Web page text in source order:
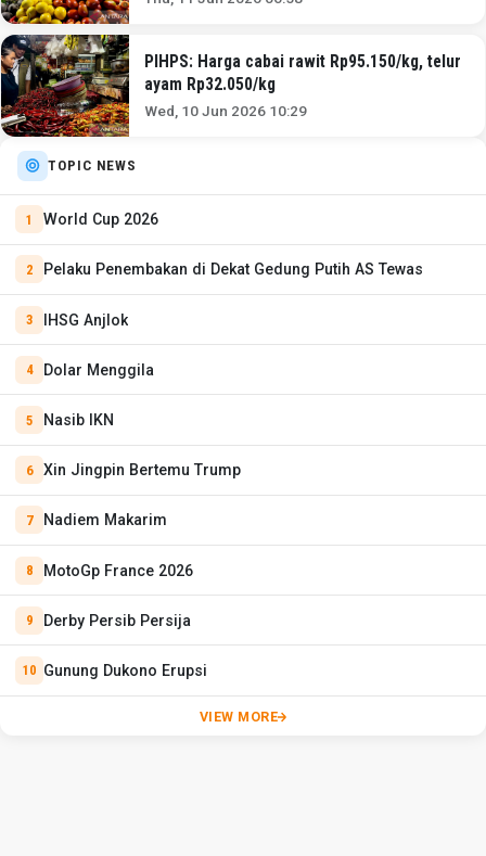
PIHPS: Harga cabai rawit Rp95.150/kg, telur
ayam Rp32.050/kg
Wed, 10 Jun 2026 10:29
TOPIC NEWS
World Cup 2026
Pelaku Penembakan di Dekat Gedung Putih AS Tewas
IHSG Anjlok
Dolar Menggila
Nasib IKN
Xin Jingpin Bertemu Trump
Nadiem Makarim
MotoGp France 2026
Derby Persib Persija
Gunung Dukono Erupsi
VIEW MORE